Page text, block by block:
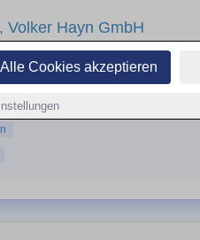
Alle Cookies akzeptieren
Volker Hayn GmbH
Kfz und Fahrzeugen
Str.35, 64579 Gernsheim